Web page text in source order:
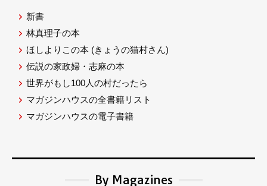
新書
林真理子の本
ほしよりこの本 (きょうの猫村さん)
伝説の家政婦・志麻の本
世界がもし100人の村だったら
マガジンハウスの全書籍リスト
マガジンハウスの電子書籍
By Magazines